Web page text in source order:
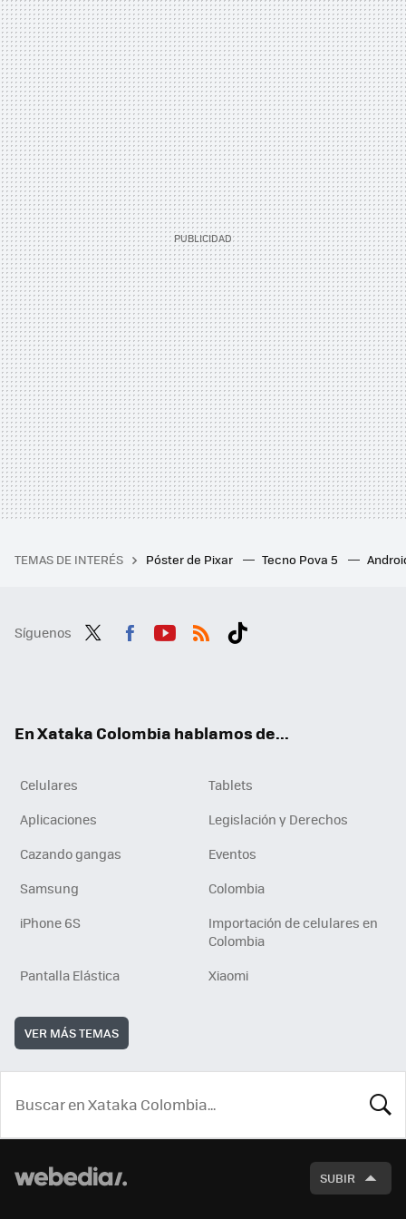
TEMAS DE INTERÉS Póster de Pixar Tecno Pova 5
Síguenos
En Xataka Colombia hablamos de...
Celulares
Tablets
Aplicaciones
Legislación y Derechos
Cazando gangas
Eventos
Samsung
Colombia
iPhone 6S
Importación de celulares en
Colombia
Pantalla Elástica
Xiaomi
VER MÁS TEMAS
SUBIR